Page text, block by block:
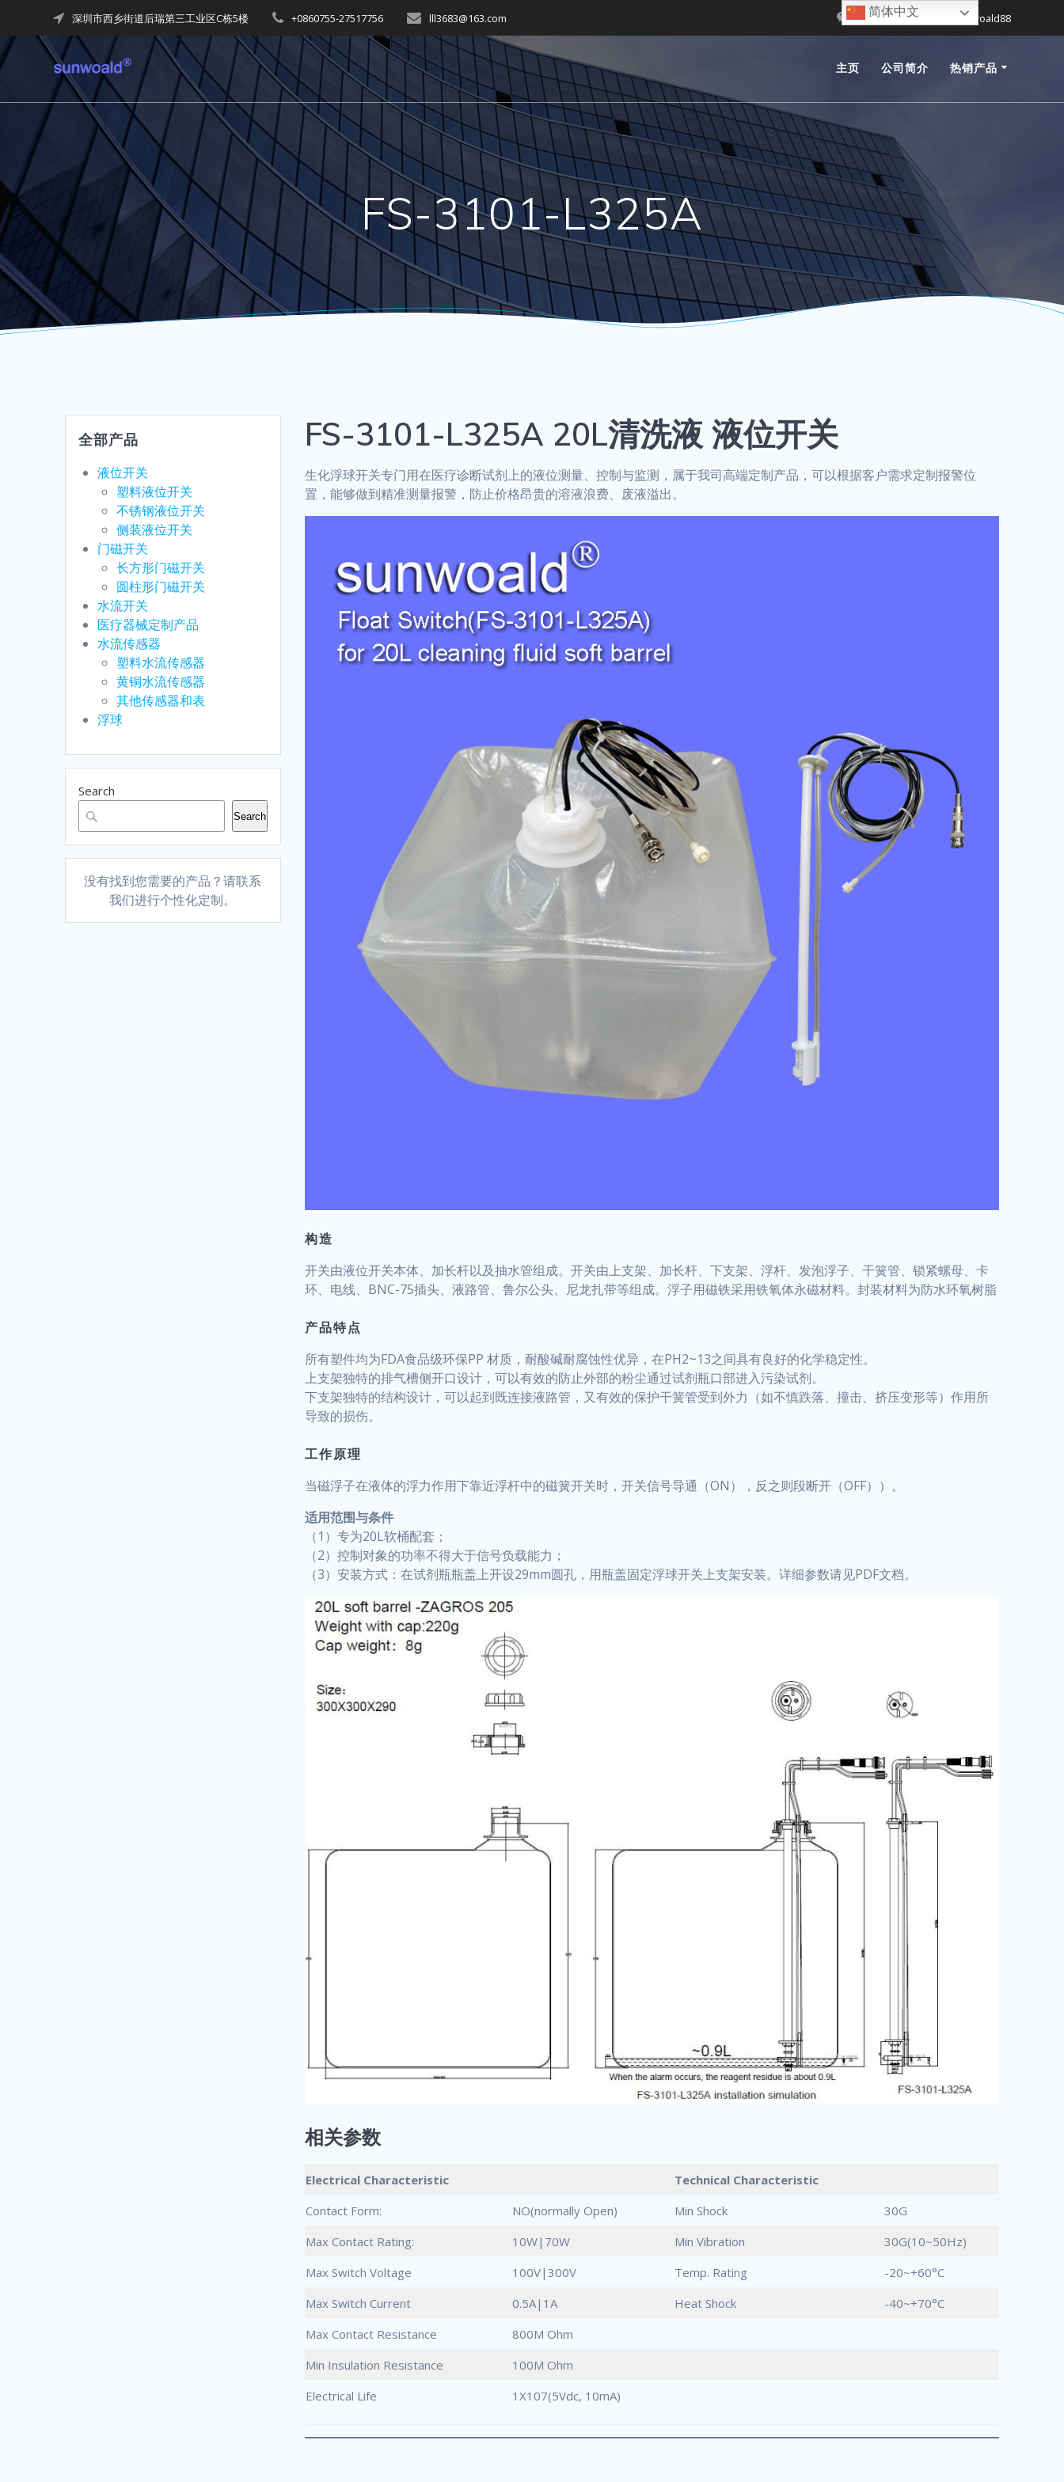
content
深圳市西乡街道后瑞第三工业区C栋5楼 +0860755-27517756 lll3683@163.com Sunwoald Sunwoald88
主页 公司简介 热销产品
FS-3101-L325A
全部产品
液位开关
塑料液位开关
不锈钢液位开关
侧装液位开关
门磁开关
长方形门磁开关
圆柱形门磁开关
水流开关
医疗器械定制产品
水流传感器
塑料水流传感器
黄铜水流传感器
其他传感器和表
浮球
Search
Search
没有找到您需要的产品？请联系
我们进行个性化定制。
FS-3101-L325A 20L清洗液 液位开关
生化浮球开关专门用在医疗诊断试剂上的液位测量、控制与监测，属于我司高端定制产品，可以根据客户需求定制报警位
置，能够做到精准测量报警，防止价格昂贵的溶液浪费、废液溢出。
构造
开关由液位开关本体、加长杆以及抽水管组成。开关由上支架、加长杆、下支架、浮杆、发泡浮子、干簧管、锁紧螺母、卡
环、电线、BNC-75插头、液路管、鲁尔公头、尼龙扎带等组成。浮子用磁铁采用铁氧体永磁材料。封装材料为防水环氧树脂
产品特点
所有塑件均为FDA食品级环保PP 材质，耐酸碱耐腐蚀性优异，在PH2~13之间具有良好的化学稳定性。
上支架独特的排气槽侧开口设计，可以有效的防止外部的粉尘通过试剂瓶口部进入污染试剂。
下支架独特的结构设计，可以起到既连接液路管，又有效的保护干簧管受到外力（如不慎跌落、撞击、挤压变形等）作用所
导致的损伤。
工作原理
当磁浮子在液体的浮力作用下靠近浮杆中的磁簧开关时，开关信号导通（ON），反之则段断开（OFF））。
适用范围与条件
（1）专为20L软桶配套；
（2）控制对象的功率不得大于信号负载能力；
（3）安装方式：在试剂瓶瓶盖上开设29mm圆孔，用瓶盖固定浮球开关上支架安装。详细参数请见PDF文档。
相关参数
Electrical Characteristic
Technical Characteristic
Contact Form:
NO(normally Open) Min Shock
30G
Max Contact Rating:
10W|70W Min Vibration
30G(10~50Hz)
Max Switch Voltage
100V|300V Temp. Rating
-20~+60°C
Max Switch Current
0.5A|1A Heat Shock
-40~+70°C
Max Contact Resistance
800M Ohm
Min Insulation Resistance
100M Ohm
Electrical Life
1X107(5Vdc, 10mA)
简体中文